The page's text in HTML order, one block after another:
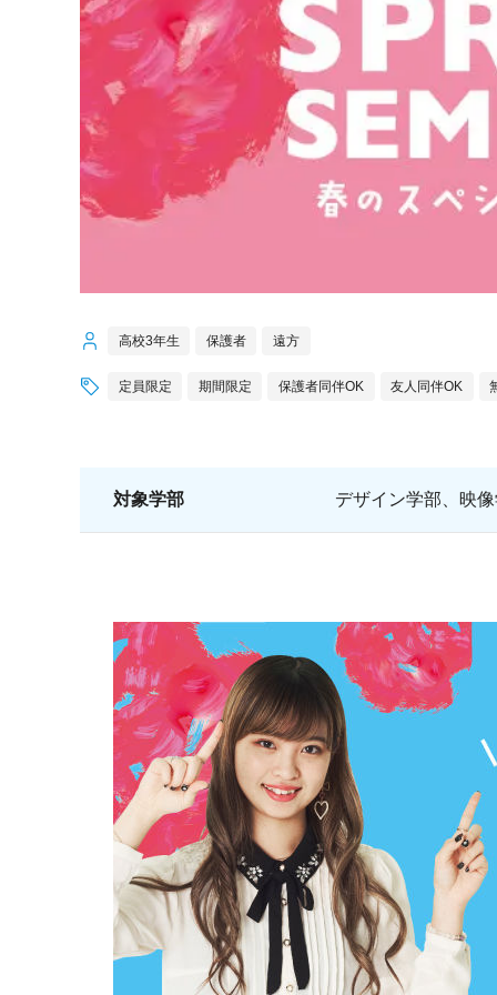
高校3年生 保護者 遠方
定員限定 期間限定 保護者同伴OK 友人同伴OK
対象学部 デザイン学部、映